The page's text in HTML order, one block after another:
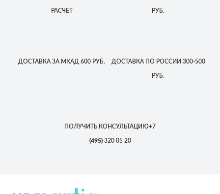
РАСЧЕТ РУБ.
ДОСТАВКА ЗА МКАД 600 РУБ. ДОСТАВКАПО РОССИИ 300-500
РУБ.
ПОЛУЧИТЬ КОНСУЛЬТАЦИЮ+7
(495)320 05 20